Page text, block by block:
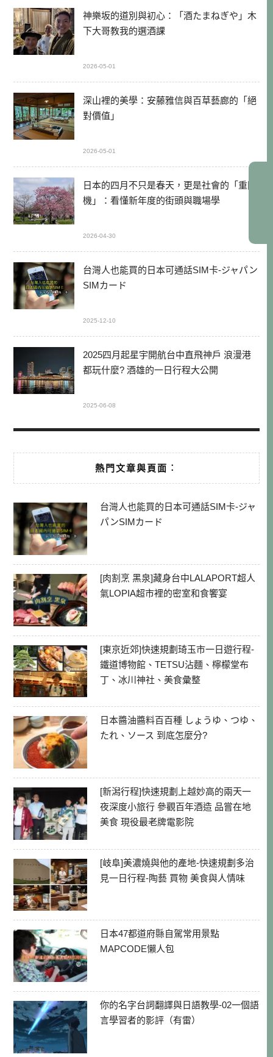
神樂坂的道別與初心：「酒たまねぎや」木
下大哥教我的選酒課
2026-05-01
深山裡的美學：安藤雅信與百草藝廊的「絕
對價值」
2026-05-01
日本的四月不只是春天，更是社會的「重開
機」：看懂新年度的街頭與職場學
2026-04-30
台灣人也能買的日本可通話SIM卡-ジャパン
SIMカード
2025-12-10
2025四月起星宇開航台中直飛神戶 浪漫港
都玩什麼? 酒雄的一日行程大公開
2025-06-08
熱門文章與頁面︰
台灣人也能買的日本可通話SIM卡-ジャ
パンSIMカード
[肉割烹 黑泉]藏身台中LALAPORT超人
氣LOPIA超市裡的密室和食饗宴
[東京近郊]快速規劃琦玉市一日遊行程-
鐵道博物館、TETSU沾麵、檸檬堂布
丁、冰川神社、美食彙整
日本醬油醬料百百種 しょうゆ、つゆ、
たれ、ソース 到底怎麼分?
[新潟行程]快速規劃上越妙高的兩天一
夜深度小旅行 參觀百年酒造 品嘗在地
美食 現役最老牌電影院
[岐阜]美濃燒與他的產地-快速規劃多治
見一日行程-陶藝 買物 美食與人情味
日本47都道府縣自駕常用景點
MAPCODE懶人包
你的名字台詞翻譯與日語教學-02一個語
言學習者的影評（有雷）